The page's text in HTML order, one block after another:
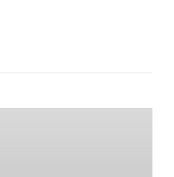
rappresentanza del